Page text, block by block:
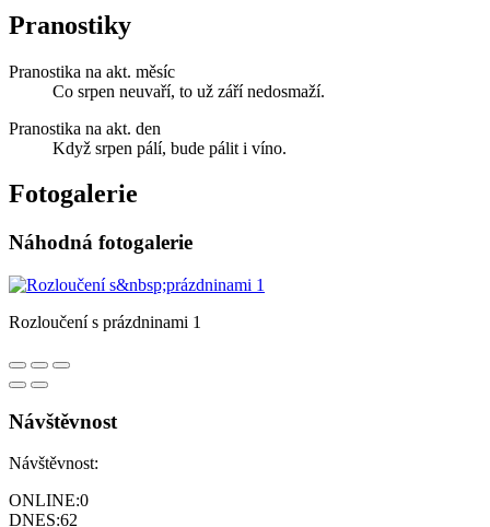
Pranostiky
Pranostika na akt. měsíc
Co srpen neuvaří, to už září nedosmaží.
Pranostika na akt. den
Když srpen pálí, bude pálit i víno.
Fotogalerie
Náhodná fotogalerie
Rozloučení s prázdninami 1
Návštěvnost
Návštěvnost:
ONLINE:0
DNES:62